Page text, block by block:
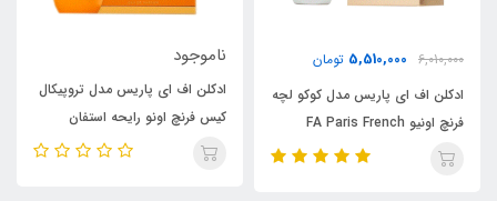
6,010,000
5,510,000 تومان
ادکلن اف ای پاریس مدل کوکو لچه
فرنچ اونیو FA Paris French
Avenue coconut leche
ناموجود
ادکلن اف ای پاریس مدل تروپیکال
کیس فرنچ اونو رایحه استفان
هامبرت لوکاس 777 سولیل د